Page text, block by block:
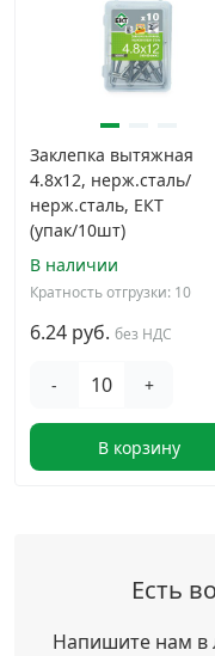
Заклепка вытяжная
4.8x12, нерж.сталь/
нерж.сталь, ЕКТ
(упак/10шт)
В наличии
Кратность отгрузки: 10
6.24 руб. без НДС
- +
В корзину
Есть
Напишите нам в